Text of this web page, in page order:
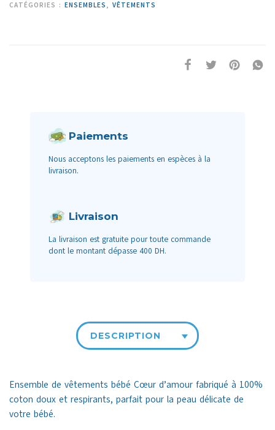
CATÉGORIES : ENSEMBLES , VÊTEMENTS
Paiements
Nous acceptons les paiements en espèces à la
livraison.
Livraison
La livraison est gratuite pour toute commande
dont le montant dépasse 400 DH.
DESCRIPTION
Ensemble de vêtements bébé Cœur d’amour fabriqué à 100%
coton doux et respirants, parfait pour la peau délicate de
votre bébé.